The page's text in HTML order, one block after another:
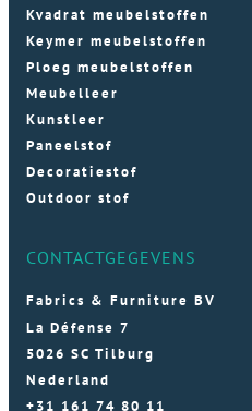
Kvadrat meubelstoffen
Keymer meubelstoffen
Ploeg meubelstoffen
Meubelleer
Kunstleer
Paneelstof
Decoratiestof
Outdoor stof
CONTACTGEGEVENS
Fabrics & Furniture BV
La Défense 7
5026 SC Tilburg
Nederland
+31 161 74 80 11